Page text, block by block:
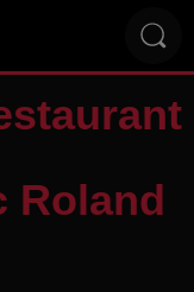
Roland